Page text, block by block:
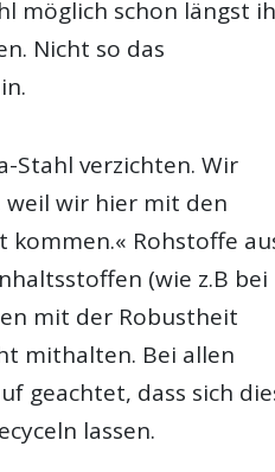
möglich schon längst
Nicht so das
Stahl verzichten. Wir
weil wir hier mit den
kommen.« Rohstoffe
(wie z.B bei
mit der Robustheit
mithalten. Bei allen
geachtet, dass sich
lassen.